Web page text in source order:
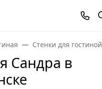
Стенки для гостиной
Сандра в